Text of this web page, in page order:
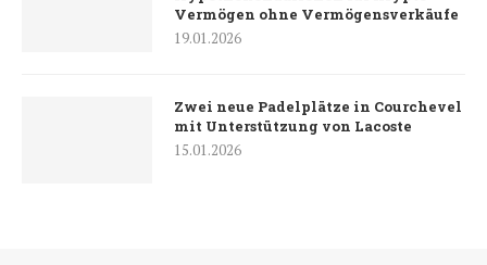
Vermögen ohne Vermögensverkäufe
19.01.2026
Zwei neue Padelplätze in Courchevel
mit Unterstützung von Lacoste
15.01.2026